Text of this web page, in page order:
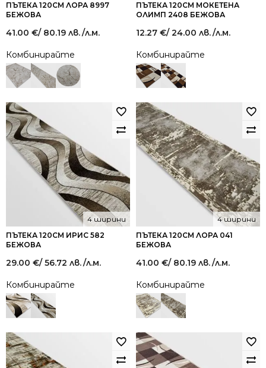
ПЪТЕКА 120СМ ЛОРА 8997
БЕЖОВА
41.00 €/ 80.19 лв./л.м.
Комбинирайте
ПЪТЕКА 120СМ МОКЕТЕНА
ОЛИМП 2408 БЕЖОВА
12.27 €/ 24.00 лв./л.м.
Комбинирайте
ПЪТЕКА 120СМ ИРИС 582
БЕЖОВА
4 ширини
29.00 €/ 56.72 лв./л.м.
Комбинирайте
ПЪТЕКА 120СМ ЛОРА 041
БЕЖОВА
4 ширини
41.00 €/ 80.19 лв./л.м.
Комбинирайте